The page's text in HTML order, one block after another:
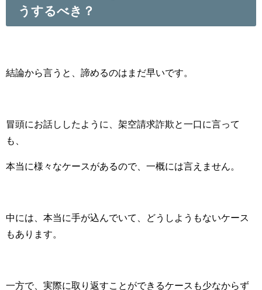
うするべき？
結論から言うと、諦めるのはまだ早いです。
冒頭にお話ししたように、架空請求詐欺と一口に言って
も、
本当に様々なケースがあるので、一概には言えません。
中には、本当に手が込んでいて、どうしようもないケース
もあります。
一方で、実際に取り返すことができるケースも少なからず